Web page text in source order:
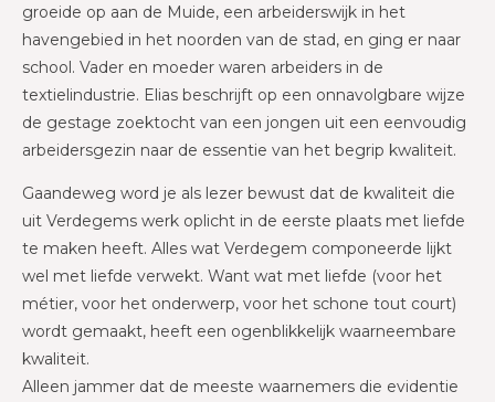
groeide op aan de Muide, een arbeiderswijk in het
havengebied in het noorden van de stad, en ging er naar
school. Vader en moeder waren arbeiders in de
textielindustrie. Elias beschrijft op een onnavolgbare wijze
de gestage zoektocht van een jongen uit een eenvoudig
arbeidersgezin naar de essentie van het begrip kwaliteit.
Gaandeweg word je als lezer bewust dat de kwaliteit die
uit Verdegems werk oplicht in de eerste plaats met liefde
te maken heeft. Alles wat Verdegem componeerde lijkt
wel met liefde verwekt. Want wat met liefde (voor het
métier, voor het onderwerp, voor het schone tout court)
wordt gemaakt, heeft een ogenblikkelijk waarneembare
kwaliteit.
Alleen jammer dat de meeste waarnemers die evidentie